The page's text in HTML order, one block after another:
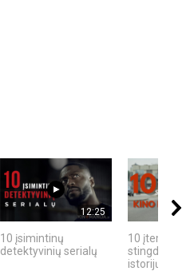
12:25
10 įsimintinų
detektyvinių serialų
10 įtemptų,
stingdančių
istorijų